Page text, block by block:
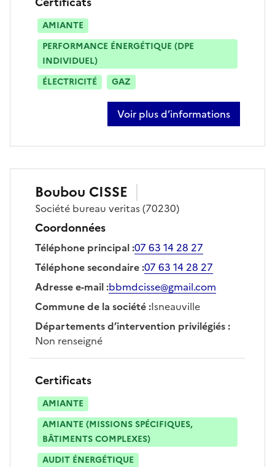
AMIANTE
PERFORMANCE ÉNERGÉTIQUE (DPE
INDIVIDUEL)
ÉLECTRICITÉ
GAZ
Voir plus d’informations
sur cyril mosca
Boubou CISSE
Société bureau veritas(70230)
Coordonnées
Téléphone principal:07 63 14 28 27
Téléphone secondaire:07 63 14 28 27
Adresse e-mail:bbmdcisse@gmail.com
Commune de la société:Isneauville
Départements d’intervention privilégiés:
Non renseigné
Certificats
AMIANTE
AMIANTE (MISSIONS SPÉCIFIQUES,
BÂTIMENTS COMPLEXES)
AUDIT ÉNERGÉTIQUE